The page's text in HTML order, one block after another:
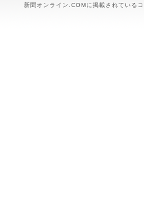
新聞オンライン.COMに掲載されている